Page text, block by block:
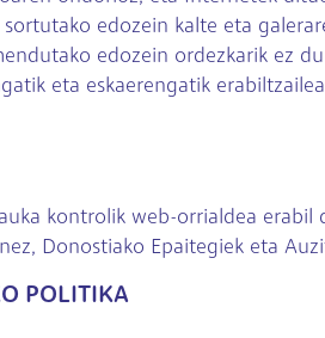
edozein kalte eta
edozein ordezkarik ez
eta eskaerengatik
kontrolik web-orrialdea
Donostiako Epaitegiek eta
POLITIKA